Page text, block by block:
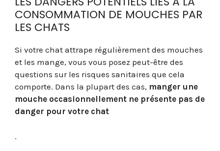
CONSOMMATION DE MOUCHES PAR
LES CHATS
Si votre chat attrape régulièrement des mouches
et les mange, vous vous posez peut-être des
questions sur les risques sanitaires que cela
comporte. Dans la plupart des cas, manger une
mouche occasionnellement ne présente pas de
danger pour votre chat
.